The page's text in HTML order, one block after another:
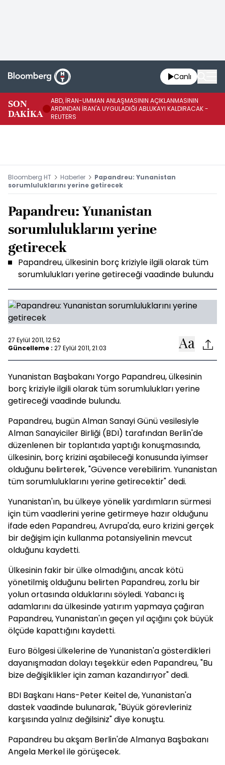
Canlı
SON
DAKİKA
ABD, İRAN-UMMAN ANLAŞMASININ AÇIKLANMASININ
ARDINDAN İRAN'A UYGULADIĞI ABLUKAYI KALDIRACAK -
REUTERS
Bloomberg HT Haberler
Papandreu: Yunanistan
sorumluluklarını yerine getirecek
Papandreu: Yunanistan
sorumluluklarını yerine
getirecek
Papandreu, ülkesinin borç kriziyle ilgili olarak tüm
sorumlulukları yerine getireceği vaadinde bulundu
27 Eylül 2011, 12:52
Güncelleme : 27 Eylül 2011, 21:03
Yunanistan Başbakanı Yorgo Papandreu, ülkesinin
borç kriziyle ilgili olarak tüm sorumlulukları yerine
getireceği vaadinde bulundu.
Papandreu, bugün Alman Sanayi Günü vesilesiyle
Alman Sanayiciler Birliği (BDI) tarafından Berlin'de
düzenlenen bir toplantıda yaptığı konuşmasında,
ülkesinin, borç krizini aşabileceği konusunda iyimser
olduğunu belirterek, "Güvence verebilirim. Yunanistan
tüm sorumluluklarını yerine getirecektir" dedi.
Yunanistan'ın, bu ülkeye yönelik yardımların sürmesi
için tüm vaadlerini yerine getirmeye hazır olduğunu
ifade eden Papandreu, Avrupa'da, euro krizini gerçek
bir değişim için kullanma potansiyelinin mevcut
olduğunu kaydetti.
Ülkesinin fakir bir ülke olmadığını, ancak kötü
yönetilmiş olduğunu belirten Papandreu, zorlu bir
yolun ortasında olduklarını söyledi. Yabancı iş
adamlarını da ülkesinde yatırım yapmaya çağıran
Papandreu, Yunanistan'ın geçen yıl açığını çok büyük
ölçüde kapattığını kaydetti.
Euro Bölgesi ülkelerine de Yunanistan'a gösterdikleri
dayanışmadan dolayı teşekkür eden Papandreu, "Bu
bize değişiklikler için zaman kazandırıyor" dedi.
BDI Başkanı Hans-Peter Keitel de, Yunanistan'a
dastek vaadinde bulunarak, "Büyük görevleriniz
karşısında yalnız değilsiniz" diye konuştu.
Papandreu bu akşam Berlin'de Almanya Başbakanı
Angela Merkel ile görüşecek.